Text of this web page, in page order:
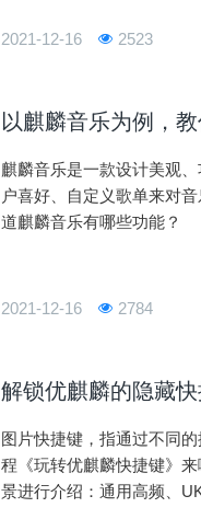
2021-12-16 2523
以麒麟音乐为例，
麒麟音乐是一款设计美观
户喜好、自定义歌单来对
道麒麟音乐有哪些功能？
2021-12-16 2784
解锁优麒麟的隐藏
图片快捷键，指通过不同
程《玩转优麒麟快捷键》
景进行介绍：通用高频、